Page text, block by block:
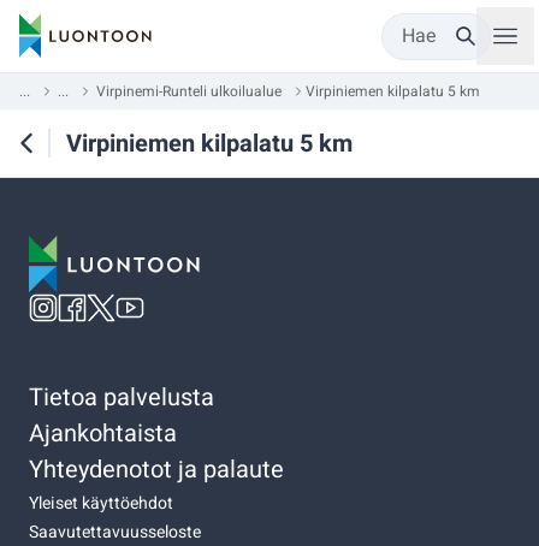
Hae
... ... Virpinemi-Runteli ulkoilualue Virpiniemen kilpalatu 5 km
Virpiniemen kilpalatu 5 km
Tietoa palvelusta
Ajankohtaista
Yhteydenotot ja palaute
Yleiset käyttöehdot
Saavutettavuusseloste